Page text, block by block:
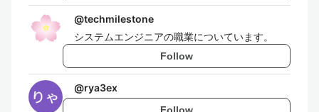
@techmilestone
システムエンジニアの職業についています。
Follow
@rya3ex
Follow